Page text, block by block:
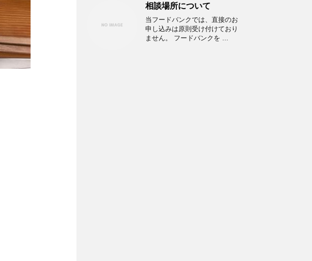
相談場所について
当フードバンクでは、直接のお
申し込みは原則受け付けており
ません。 フードバンクを ...